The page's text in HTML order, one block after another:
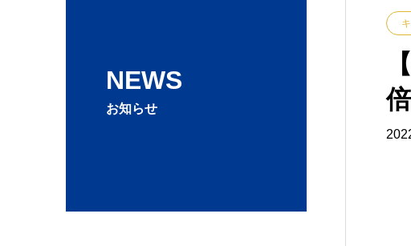
NEWS
お知らせ